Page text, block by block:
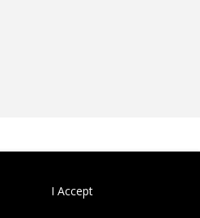
I Accept